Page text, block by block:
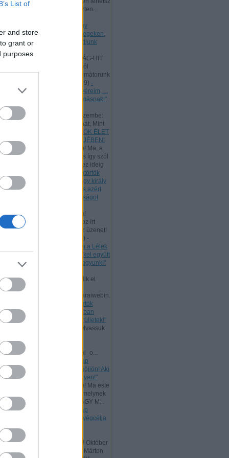
List of
and store
grant or
purposes
az ő tanítványa, mert a kereszten...
[2025.09.01.] "Mivel tehát nagy
főpapunk van, aki áthatolt az egeken,
Jézus, az Isten Fia, ragaszkodjunk
Andreas:A SZENTHÁROMSÁG-HIT
LÉNYEGE A Szentháromságról
Athanasius hitvallása és reformátorunk
2025.06.19. 19:19) -
Vasárnap [2025.06.15.] "Testvéreim, ...
szeretetben szolgáljatok egymásnak!"
Andreas:
énekének ez a verse jutott eszembe:
"Úgy tégy és csak úgy taníts hát, Mint
ÖRÖK ÉLET
BESZÉDE - PÜNKÖSD BÖJTJÉBEN!
Andreas:
Kedves Látogatóim! Ma, a
munka ünnepén, az ÚR Jézus így szól
hozzánk: "Az én Atyám mind ez ideig
- Csütörtök
[2025.05.01.] "Te mondod, hogy király
vagyok. Én azért születtem, és azért
jöttem a világba, hogy bizonyságot
Andreas:
Kedves Látogatóim!
Tanulmányozzuk a rómaiakhoz írt
levelet, mert nekünk is szól az üzenet!
) -
Csütörtök [2024.07.11.] "Maga a Lélek
tesz bizonyságot a mi lelkünkkel együtt
arról, hogy Isten gyermekei vagyunk!"
mennybemenetelével kezdődik el
Pünkösd böjtje!
www.garainyh.hu/garainyh/garaiwebin.
- Csütörtök
[2024.05.09.] "Örüljetek az Úrban
mindenkor! Ismét mondom: örüljetek!"
Nagyheti ajánlat! Olvassuk
párhuzamosan:
www.garainyh.hu/evangeliumi_o...
- Vasárnap
[2024.03.17.] "Aki szomjazik, jöjjön! Aki
akarja, vegye az élet vizét ingyen!"
Kedves Látogatóim! Ma este
zárult az idei Aliansz imahét, melynek
főtémája ez volt: ELŐRE A NAGY M...
(2024.01.15. 11:35
- Vasárnap
[2024.01.14.] "Mert a törvény végcélja
megigazulására!"
Andreas:
Tisztelt Látogatóim! Október
a reformáció hónapja. Luther Márton